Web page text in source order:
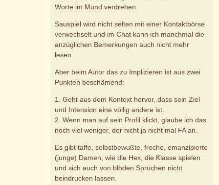
Worte im Mund verdrehen.
Sauspiel wird nicht selten mit einer Kontaktbörse
verwechselt und im Chat kann ich manchmal die
anzüglichen Bemerkungen auch nicht mehr
lesen.
Aber beim Autor das zu Implizieren ist aus zwei
Punkten beschämend:
1. Geht aus dem Kontext hervor, dass sein Ziel
und Intension eine völlig andere ist.
2. Wenn man auf sein Profil klickt, glaube ich das
noch viel weniger, der nicht ja nicht mal FA an.
Es gibt taffe, selbstbewußte, freche, emanzipierte
(junge) Damen, wie die Hex, die Klasse spielen
und sich auch von blöden Sprüchen nicht
beindrucken lassen.